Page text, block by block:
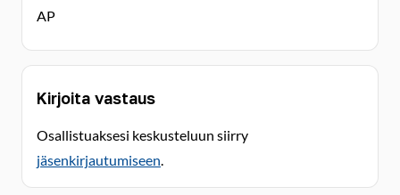
AP
Kirjoita vastaus
Osallistuaksesi keskusteluun siirry
jäsenkirjautumiseen.